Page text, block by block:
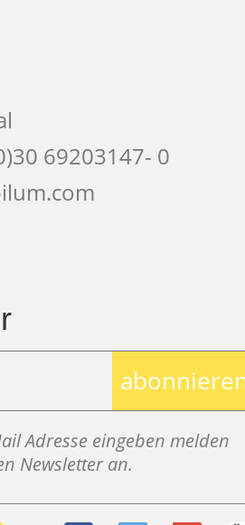
69203147- 0
Adresse eingeben melden
Newsletter an.